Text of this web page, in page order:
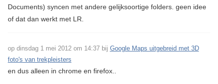
Documents) syncen met andere gelijksoortige folders. geen idee
of dat dan werkt met LR.
op dinsdag 1 mei 2012 om 14:37 bij Google Maps uitgebreid met 3D
foto's van trekpleisters
en dus alleen in chrome en firefox..